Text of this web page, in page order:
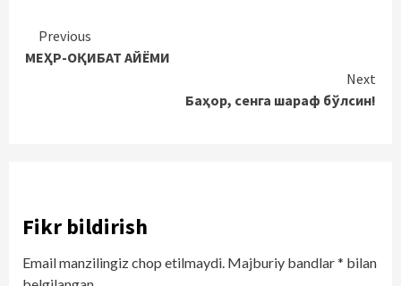
Continue
Reading
Previous
МЕҲР-ОҚИБАТ АЙЁМИ
Next
Баҳор, сенга шараф бўлсин!
Fikr bildirish
Email manzilingiz chop etilmaydi. Majburiy bandlar* bilan